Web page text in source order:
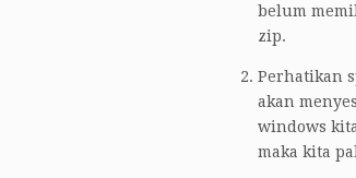
belum
zip.
Perhatikan
akan
windows
maka kita